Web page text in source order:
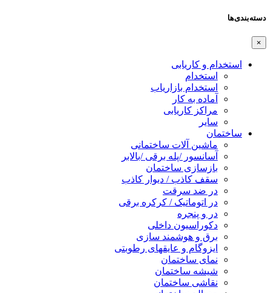
دسته‌بندی‌ها
×
استخدام و کاریابی
استخدام
استخدام بازاریاب
آماده به کار
مراکز کاریابی
سایر
ساختمان
ماشین آلات ساختمانی
آسانسور /پله برقی /بالابر
بازسازی ساختمان
سقف کاذب / دیوار کاذب
در ضد سرقت
در اتوماتیک / کرکره برقی
در و پنجره
دکوراسیون داخلی
برق و هوشمند سازی
ایزوگام و عایقهای رطوبتی
نمای ساختمان
شیشه ساختمان
نقاشی ساختمان